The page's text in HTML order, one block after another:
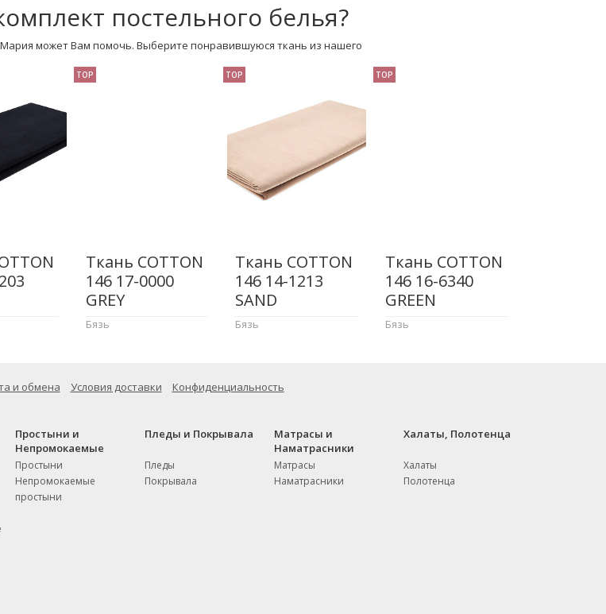
постельного белья?
может Вам помочь. Выберите понравившуюся ткань из нашего
TOP
Ткань COTTON
146 17-0000
GREY
Бязь
TOP
Ткань COTTON
146 14-1213
SAND
Бязь
TOP
Ткань COTTON
146 16-6340
GREEN
Бязь
и обмена Условия доставки Конфиденциальность
Простыни и
Непромокаемые
Простыни
Непромокаемые
простыни
Пледы и Покрывала
Пледы
Покрывала
Матрасы и
Наматрасники
Матрасы
Наматрасники
Халаты, Полотенца
Халаты
Полотенца